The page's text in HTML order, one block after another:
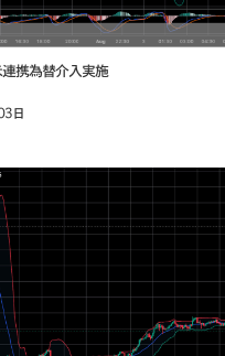
携為替介入実施
日